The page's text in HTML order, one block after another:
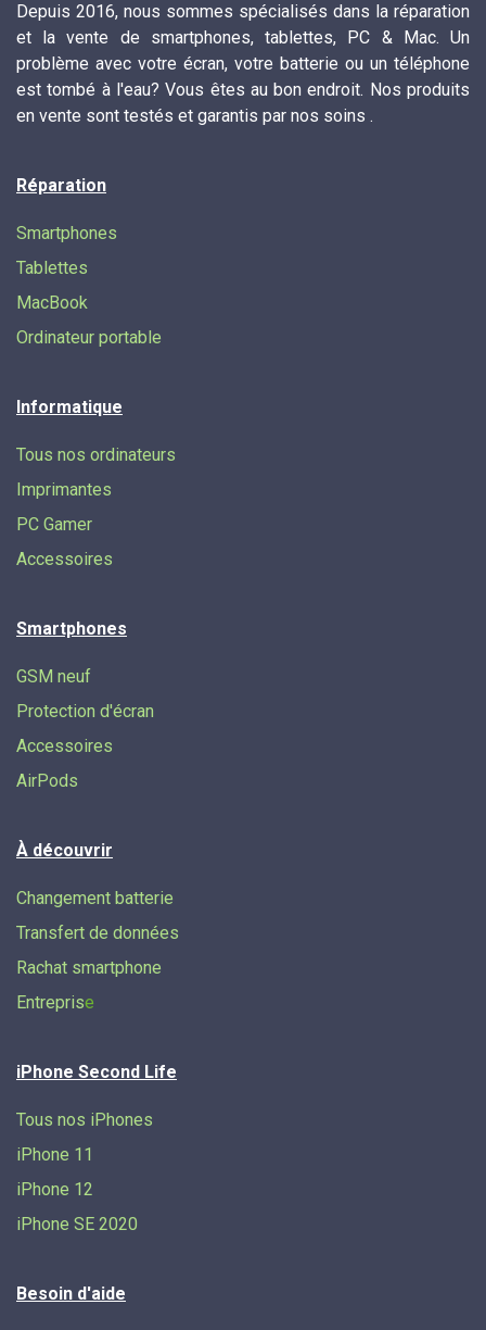
Depuis 2016, nous sommes spécialisés dans la réparation
et la vente de smartphones, tablettes, PC & Mac. Un
problème avec votre écran, votre batterie ou un téléphone
est tombé à l'eau? Vous êtes au bon endroit. Nos produits
en vente sont testés et garantis par nos soins .
Réparation
Smartphones
Tablettes
MacBook
Ordinateur portable
Informatique
Tous nos ordinateurs
Imprimantes
PC Gamer
Accessoires
Smartphones
GSM neuf
Protection d'écran
Accessoires
AirPods
À découvrir
Changement batterie
Transfert de données​
Rachat smartphone
Entreprise
iPhone Second Life
Tous nos iPhones
iPhone 11
iPhone 12
iPhone SE 2020
Besoin d'aide